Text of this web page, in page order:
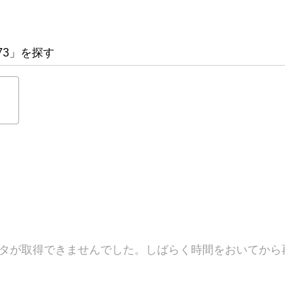
」を探す
が取得できませんでした。しばらく時間をおいてから